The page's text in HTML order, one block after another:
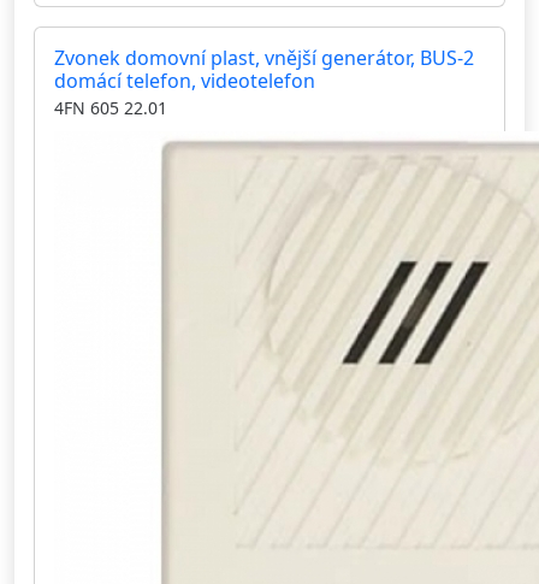
Zvonek domovní plast, vnější generátor, BUS-2
domácí telefon, videotelefon
4FN 605 22.01